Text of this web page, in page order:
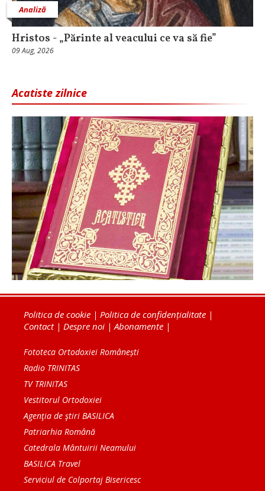
Analiză
Hristos - „Părinte al veacului ce va să fie”
09 Aug, 2026
Acatiste zilnice
Politica de cookie | Politica de confidențialitate |
Contact| Despre noi | Abonamente |
Fototeca Ortodoxiei Românești
Radio TRINITAS
TV TRINITAS
Vestitorul Ortodoxiei
Agenţia de ştiri BASILICA
Patriarhia Română
Catedrala Mântuirii Neamului
BASILICA Travel
Serviciul de Colportaj Bisericesc